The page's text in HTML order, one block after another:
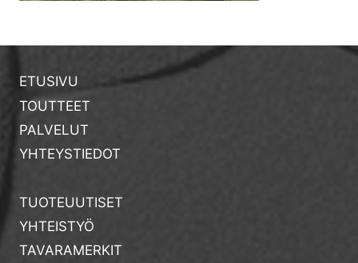
ETUSIVU
TOUTTEET
PALVELUT
YHTEYSTIEDOT
TUOTEUUTISET
YHTEISTYÖ
TAVARAMERKIT